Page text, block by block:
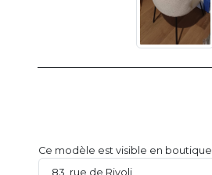
Ce modèle est visible en boutique
83, rue de Rivoli